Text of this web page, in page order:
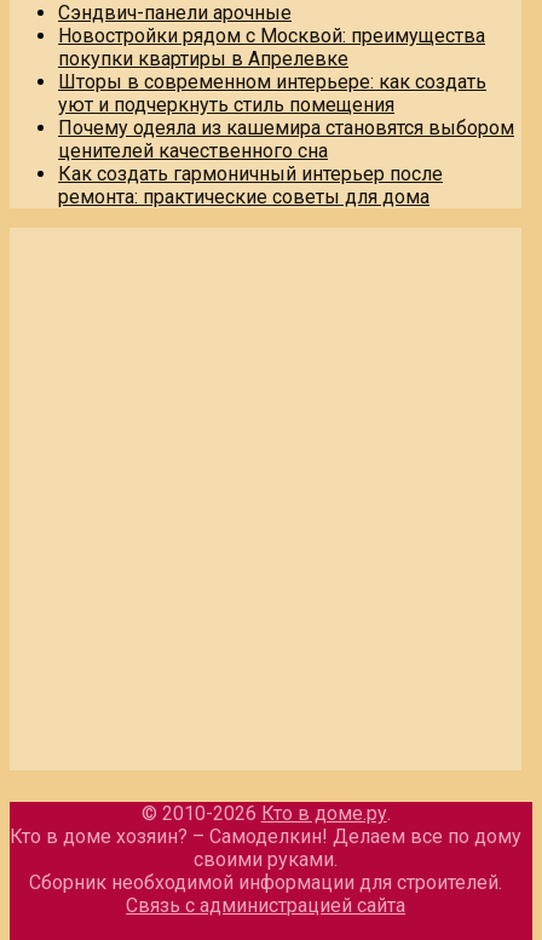
Сэндвич-панели арочные
Новостройки рядом с Москвой: преимущества
покупки квартиры в Апрелевке
Шторы в современном интерьере: как создать
уют и подчеркнуть стиль помещения
Почему одеяла из кашемира становятся выбором
ценителей качественного сна
Как создать гармоничный интерьер после
ремонта: практические советы для дома
© 2010-2026 Кто в доме.ру.
Кто в доме хозяин? – Самоделкин! Делаем все по дому
своими руками.
Сборник необходимой информации для строителей.
Связь с администрацией сайта